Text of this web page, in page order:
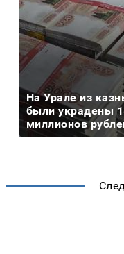
На Урале из
были украдены
миллионов